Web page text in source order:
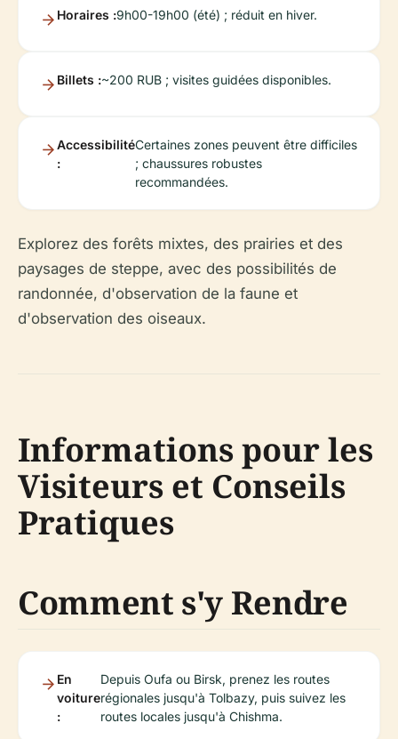
Horaires :9h00-19h00 (été) ; réduit en hiver.
Billets :~200 RUB ; visites guidées disponibles.
Accessibilité
:
Certaines zones peuvent être difficiles
; chaussures robustes
recommandées.
Explorez des forêts mixtes, des prairies et des
paysages de steppe, avec des possibilités de
randonnée, d'observation de la faune et
d'observation des oiseaux.
Informations pour les
Visiteurs et Conseils
Pratiques
Comment s'y Rendre
En
voiture
:
Depuis Oufa ou Birsk, prenez les routes
régionales jusqu'à Tolbazy, puis suivez les
routes locales jusqu'à Chishma.